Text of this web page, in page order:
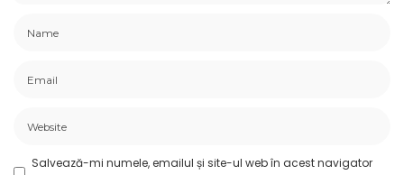
Salvează-mi numele, emailul și site-ul web în acest navigator